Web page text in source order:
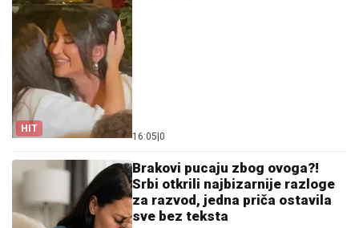
HIT
16:05|0
Brakovi pucaju zbog ovoga?!
Srbi otkrili najbizarnije razloge
za razvod, jedna priča ostavila
sve bez teksta